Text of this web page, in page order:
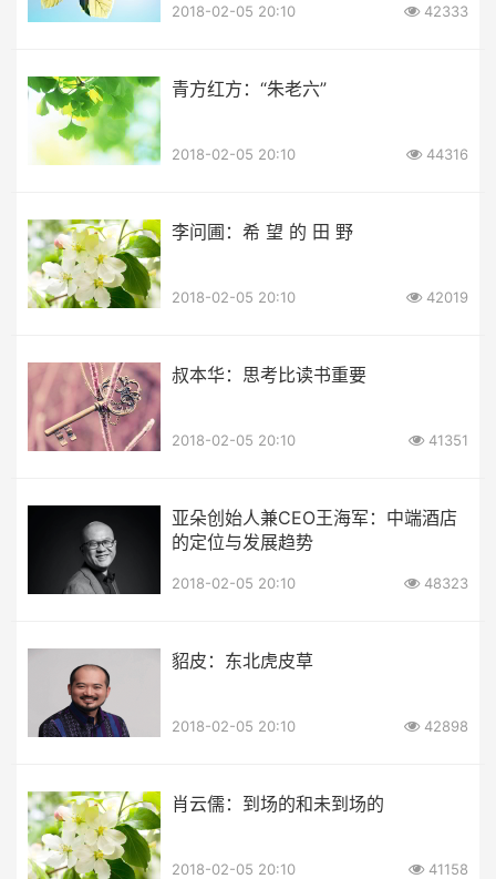
2018-02-05 20:10 42333
青方红方：“朱老六”
2018-02-05 20:10 44316
李问圃：希 望 的 田 野
2018-02-05 20:10 42019
叔本华：思考比读书重要
2018-02-05 20:10 41351
亚朵创始人兼CEO王海军：中端酒店
的定位与发展趋势
2018-02-05 20:10 48323
貂皮：东北虎皮草
2018-02-05 20:10 42898
肖云儒：到场的和未到场的
2018-02-05 20:10 41158